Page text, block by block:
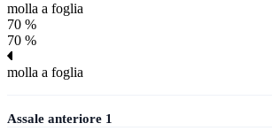
molla a foglia
70 %
70 %
molla a foglia
Assale anteriore 1